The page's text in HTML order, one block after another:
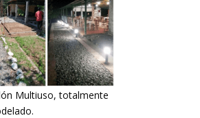
Multiuso, totalmente